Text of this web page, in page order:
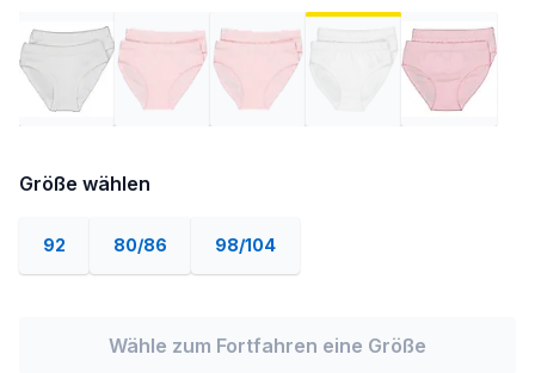
Größe wählen
92 80/86 98/104
Wähle zum Fortfahren eine Größe